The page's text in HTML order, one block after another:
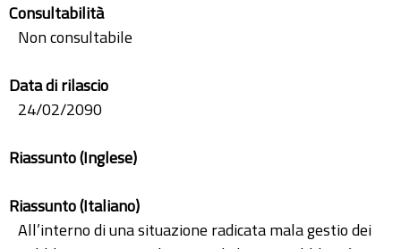
Consultabilità
Non consultabile
Data di rilascio
24/02/2090
Riassunto (Inglese)
Riassunto (Italiano)
All’interno di una situazione radicata mala gestio dei